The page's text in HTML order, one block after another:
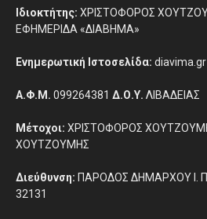
Ιδιοκτήτης: ΧΡΙΣΤΟΦΟΡΟΣ
ΕΦΗΜΕΡΙΔΑ «ΔΙΑΒΗΜΑ»
Ενημερωτική Ιστοσελίδα: diavima.gr
Α.Φ.Μ. 099264381 Δ.Ο.Υ. ΛΙΒΑΔΕΙΑΣ
Μέτοχοι: ΧΡΙΣΤΟΦΟΡΟΣ
ΧΟΥΤΖΟΥΜΗΣ
Διεύθυνση: ΠΑΡΟΔΟΣ ΔΗΜΑΡΧΟΥ Ι.
32131